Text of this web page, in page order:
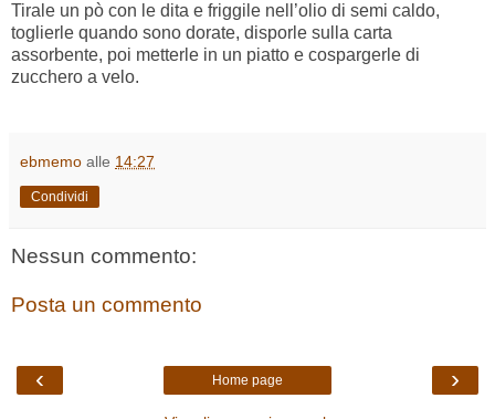
Tirale un pò con le dita e friggile nell’olio di semi caldo,
toglierle quando sono dorate, disporle sulla carta
assorbente, poi metterle in un piatto e cospargerle di
zucchero a velo.
ebmemo alle 14:27
Condividi
Nessun commento:
Posta un commento
‹ ›
Home page